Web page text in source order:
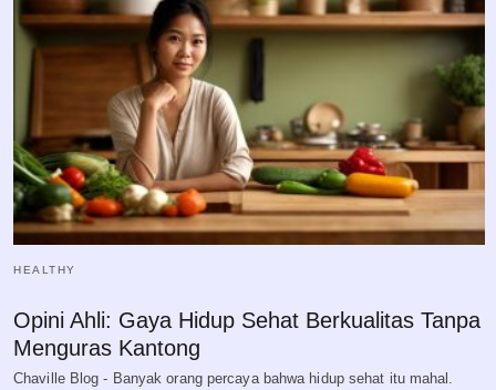
HEALTHY
Opini Ahli: Gaya Hidup Sehat Berkualitas Tanpa
Menguras Kantong
Chaville Blog - Banyak orang percaya bahwa hidup sehat itu mahal.